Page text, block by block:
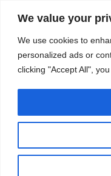
We value your
We use cookies to
personalized ads or
clicking "Accept All",
contenuto
5